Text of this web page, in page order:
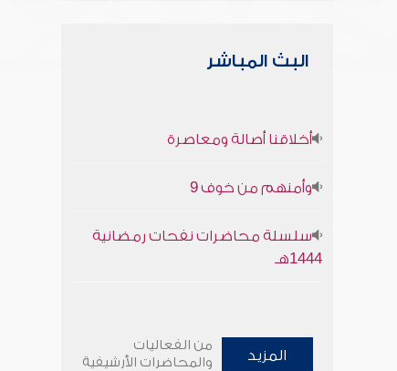
البث المباشر
أخلاقنا أصالة ومعاصرة
وأمنهم من خوف 9
سلسلة محاضرات نفحات رمضانية
1444هـ
المزيد
من الفعاليات
والمحاضرات الأرشيفية